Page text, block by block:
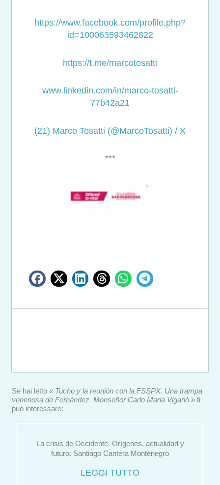
https://www.facebook.com/profile.php?
id=100063593462822
https://t.me/marcotosatti
www.linkedin.com/in/marco-tosatti-
77b42a21
(21) Marco Tosatti (@MarcoTosatti) / X
***
Se hai letto « Tucho y la reunión con la FSSPX. Una trampa
venenosa de Fernández. Monseñor Carlo Maria Viganò » ti
può interessare:
La crisis de Occidente. Orígenes, actualidad y
futuro. Santiago Cantera Montenegro
LEGGI TUTTO